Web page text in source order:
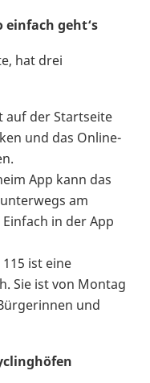
einfach geht‘s
hat drei
der Startseite
und das Online-
App kann das
am
in der App
ist eine
Sie ist von Montag
und